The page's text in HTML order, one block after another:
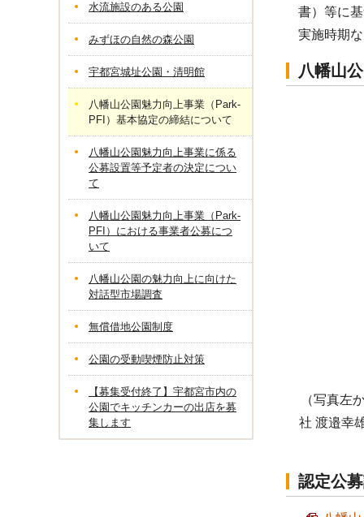
書）等に
実施時期
八幡山
（写真左
社 渡邉幸
認定公
水流施設のある公園
みずほの自然の森公園
宇都宮城址公園・清明館
八幡山公園魅力向上事業（Park-
PFI）基本協定の締結について
八幡山公園魅力向上事業に係る
公募設置等予定者の決定につい
て
八幡山公園魅力向上事業（Park-
PFI）における事業者公募につ
いて
八幡山公園の魅力向上に向けた
対話型市場調査
無償借地公園制度
公園の受動喫煙防止対策
【募集受付終了】宇都宮市内の
公園でキッチンカーの出店を募
集します